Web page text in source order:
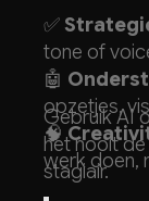
✅
tone of
🤖
opzetjes,
🧠
werk doen,
Gebruik AI
het nooit
stagiair.